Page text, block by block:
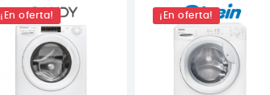
¡En oferta! ¡En oferta!